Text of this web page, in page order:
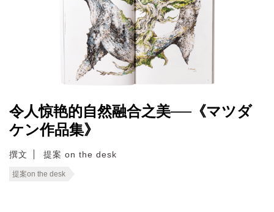
令人惊艳的自然融合之美──《マツダ
ケン作品集》
撰文 提案 on the desk
提案on the desk